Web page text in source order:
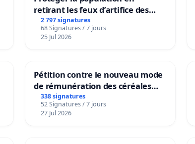
retirant les feux d’artifice des
rayons
2 797 signatures
68 Signatures / 7 jours
25 Jul 2026
Pétition contre le nouveau mode
de rémunération des céréales
panifiables de Swiss granum basé
sur la teneur en protéines
338 signatures
52 Signatures / 7 jours
27 Jul 2026